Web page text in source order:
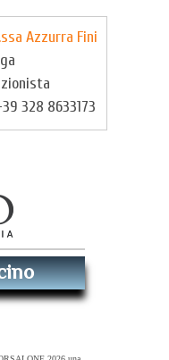
Azzurra Fini
328 8633173